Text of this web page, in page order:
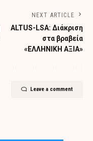
NEXT ARTICLE
ALTUS-LSA: Διάκριση
στα βραβεία
«ΕΛΛΗΝΙΚΗ ΑΞΙΑ»
Leave a comment